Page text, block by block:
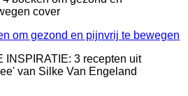
om gezond en pijnvrij te bewegen